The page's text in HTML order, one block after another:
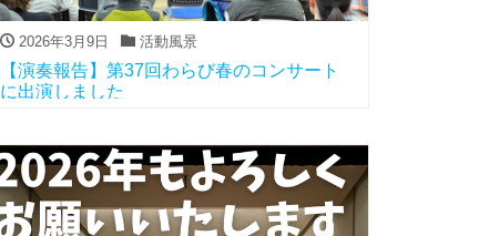
2026年3月9日 活動風景
【演奏報告】第37回わらび春のコンサート
に出演しました